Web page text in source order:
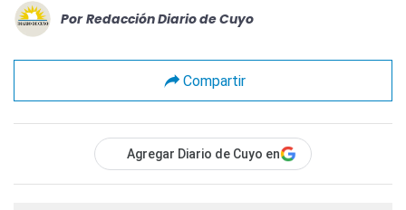
Por Redacción Diario de Cuyo
Compartir
Agregar Diario de Cuyo en